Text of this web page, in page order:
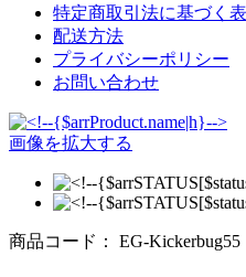
特定商取引法に基づく
配送方法
プライバシーポリシー
お問い合わせ
画像を拡大する
商品コード： EG-Kickerbug55